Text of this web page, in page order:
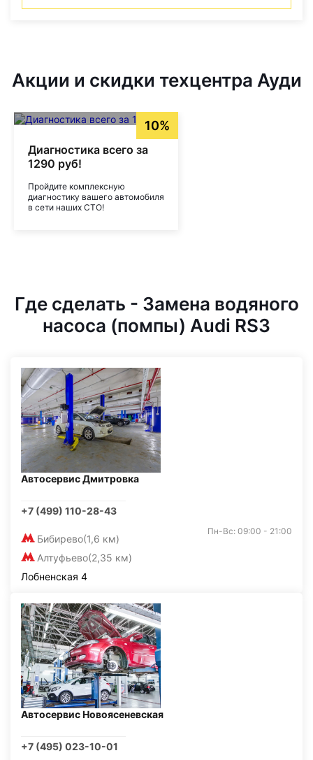
Акции и скидки техцентра Ауди
10%
Диагностика всего за
1290 руб!
Пройдите комплексную
диагностику вашего автомобиля
в сети наших СТО!
Где сделать - Замена водяного
насоса (помпы) Audi RS3
Автосервис Дмитровка
+7 (499) 110-28-43
Бибирево(1,6 км)
Алтуфьево(2,35 км)
Пн-Вс: 09:00 - 21:00
Лобненская 4
Автосервис Новоясеневская
+7 (495) 023-10-01